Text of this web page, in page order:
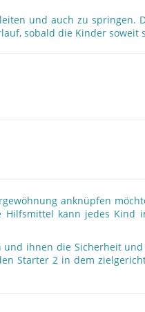
und auch zu springen.
sobald die Kinder soweit
anknüpfen
kann jedes Kind
ihnen die Sicherheit
Starter 2 in dem